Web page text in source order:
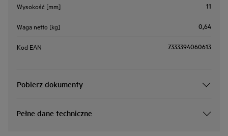
Wysokość [mm] 11
Waga netto [kg] 0,64
Kod EAN 7333394060613
Pobierz dokumenty
Pełne dane techniczne